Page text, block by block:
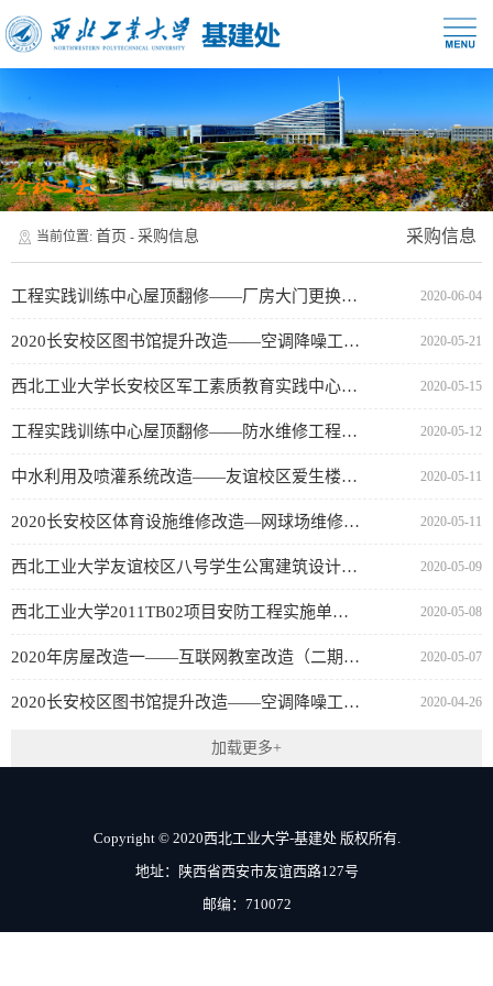
当前位置: 首页 - 采购信息 采购信息
2020-06-04
工程实践训练中心屋顶翻修——厂房大门更换工程采购公告（代资格预审公告）
2020-05-21
2020长安校区图书馆提升改造——空调降噪工程实施单位公示
2020-05-15
西北工业大学长安校区军工素质教育实践中心建设项目基坑支护认质认价公告
2020-05-12
工程实践训练中心屋顶翻修——防水维修工程采购公告（代资格预审公告）
2020-05-11
中水利用及喷灌系统改造——友谊校区爱生楼学生食堂自喷室外管道敷设工程实施单位公示
2020-05-11
2020长安校区体育设施维修改造—网球场维修工程实施单位公示
2020-05-09
西北工业大学友谊校区八号学生公寓建筑设计方案征集公告
2020-05-08
西北工业大学2011TB02项目安防工程实施单位公示
2020-05-07
2020年房屋改造一——互联网教室改造（二期空调）采购公告（代资格预审）
2020-04-26
2020长安校区图书馆提升改造——空调降噪工程（代资格预审公告）
加载更多+
Copyright © 2020西北工业大学-基建处 版权所有.
地址：陕西省西安市友谊西路127号
邮编：710072